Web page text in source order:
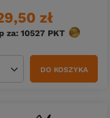
zł
za: 10527 PKT punktów
produktówDO KOSZYKA